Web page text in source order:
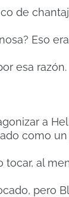
de
Eso
esa razón.
a
como
al
pero